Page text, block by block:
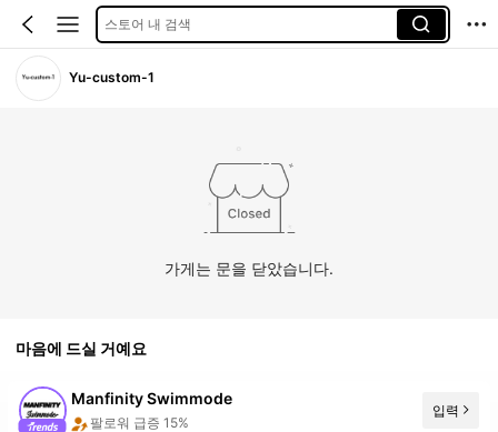
스토어 내 검색
Yu-custom-1
가게는 문을 닫았습니다.
마음에 드실 거예요
Manfinity Swimmode
팔로워 급증 15%
입력